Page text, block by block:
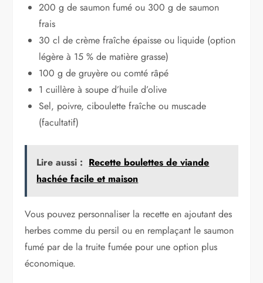
200 g de saumon fumé ou 300 g de saumon
frais
30 cl de crème fraîche épaisse ou liquide (option
légère à 15 % de matière grasse)
100 g de gruyère ou comté râpé
1 cuillère à soupe d’huile d’olive
Sel, poivre, ciboulette fraîche ou muscade
(facultatif)
Lire aussi : Recette boulettes de viande
hachée facile et maison
Vous pouvez personnaliser la recette en ajoutant des
herbes comme du persil ou en remplaçant le saumon
fumé par de la truite fumée pour une option plus
économique.